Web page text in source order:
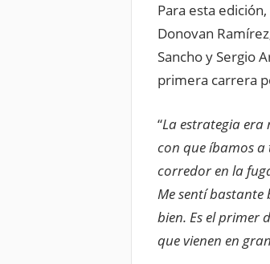
Para esta
Donovan
Sancho y Sergio
primera carrera
“La estrategia
con que íbamos
corredor en la
Me sentí bastante
bien. Es el primer
que vienen en